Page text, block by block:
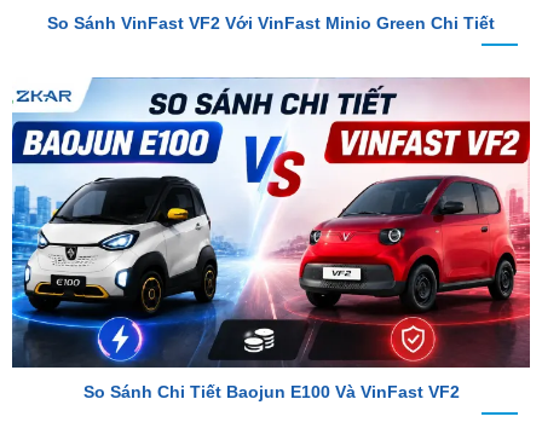
So Sánh Chi Tiết Baojun E100 Và VinFast VF2